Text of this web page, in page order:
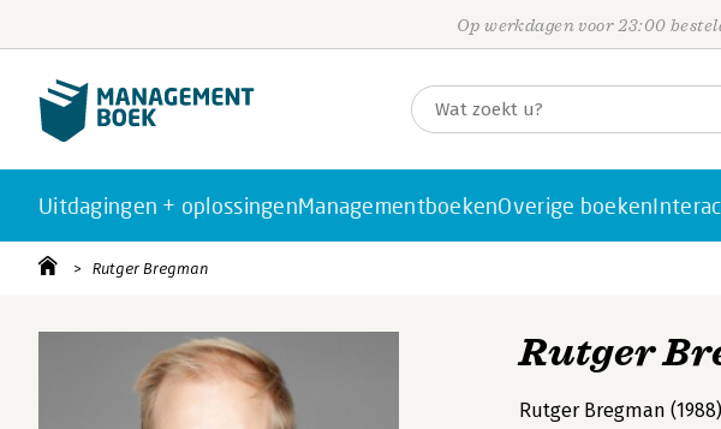
Op werkdagen voor 23:00
Uitdagingen + oplossingenManagementboekenOverige boeken
Rutger Bregman
Rutger
Rutger Bregman